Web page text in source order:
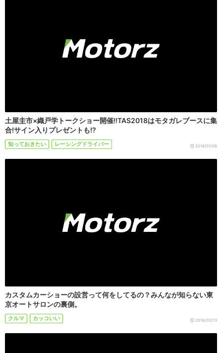
土屋圭市×織戸学トークショー開催!!TAS2018はモタガレブースに集
合!サイン入りプレゼントも!?
知っておきたい レーシングドライバー 2018/01/08
カスタムカーショーの設営って何をしてるの？みんなが知らない東
京オートサロンの裏側。
クルマ カッコいい 2018/03/13